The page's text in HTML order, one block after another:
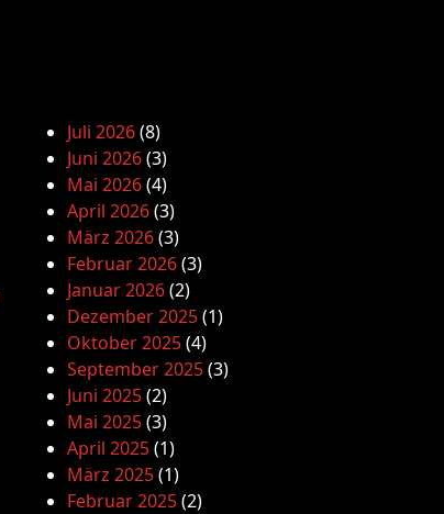
Juli 2026(8)
Juni 2026(3)
Mai 2026(4)
April 2026(3)
März 2026(3)
Februar 2026(3)
Januar 2026(2)
Dezember 2025(1)
Oktober 2025(4)
September 2025(3)
Juni 2025(2)
Mai 2025(3)
April 2025(1)
März 2025(1)
Februar 2025(2)